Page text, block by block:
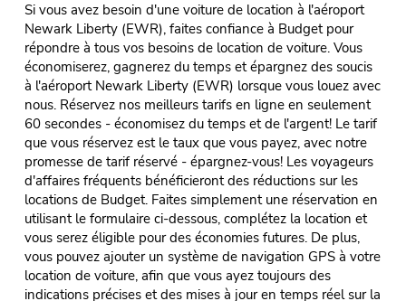
Si vous avez besoin d'une voiture de location à l'aéroport
Newark Liberty (EWR), faites confiance à Budget pour
répondre à tous vos besoins de location de voiture. Vous
économiserez, gagnerez du temps et épargnez des soucis
à l'aéroport Newark Liberty (EWR) lorsque vous louez avec
nous. Réservez nos meilleurs tarifs en ligne en seulement
60 secondes - économisez du temps et de l'argent! Le tarif
que vous réservez est le taux que vous payez, avec notre
promesse de tarif réservé - épargnez-vous! Les voyageurs
d'affaires fréquents bénéficieront des réductions sur les
locations de Budget. Faites simplement une réservation en
utilisant le formulaire ci-dessous, complétez la location et
vous serez éligible pour des économies futures. De plus,
vous pouvez ajouter un système de navigation GPS à votre
location de voiture, afin que vous ayez toujours des
indications précises et des mises à jour en temps réel sur la